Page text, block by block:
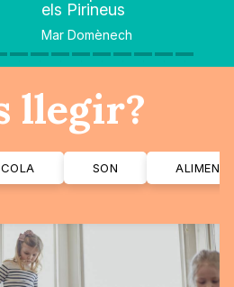
els Pirineus
Mar Domènech
llegir?
SON